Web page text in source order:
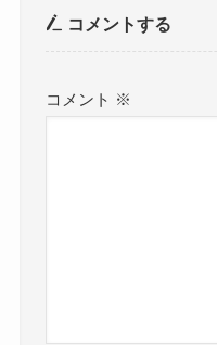
コメントする
コメント ※